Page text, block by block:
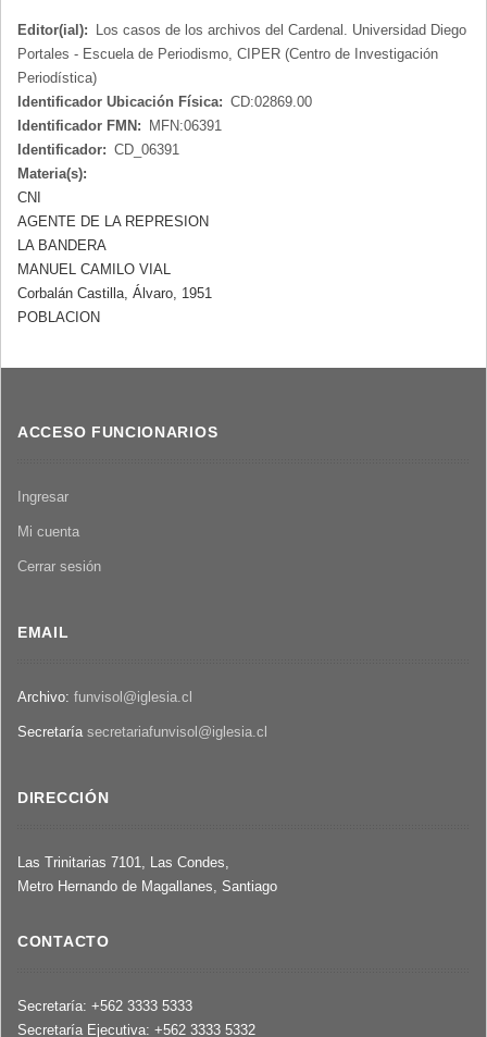
Editor(ial):
Los casos de los archivos del Cardenal. Universidad Diego
Portales - Escuela de Periodismo, CIPER (Centro de Investigación
Periodística)
Identificador Ubicación Física: CD:02869.00
Identificador FMN:
MFN:06391
Identificador: CD_06391
Materia(s):
CNI
AGENTE DE LA REPRESION
LA BANDERA
MANUEL CAMILO VIAL
Corbalán Castilla, Álvaro, 1951
POBLACION
ACCESO FUNCIONARIOS
Ingresar
Mi cuenta
Cerrar sesión
EMAIL
Archivo: funvisol@iglesia.cl
Secretaría secretariafunvisol@iglesia.cl
DIRECCIÓN
Las Trinitarias 7101, Las Condes,
Metro Hernando de Magallanes, Santiago
CONTACTO
Secretaría: +562 3333 5333
Secretaría Ejecutiva: +562 3333 5332